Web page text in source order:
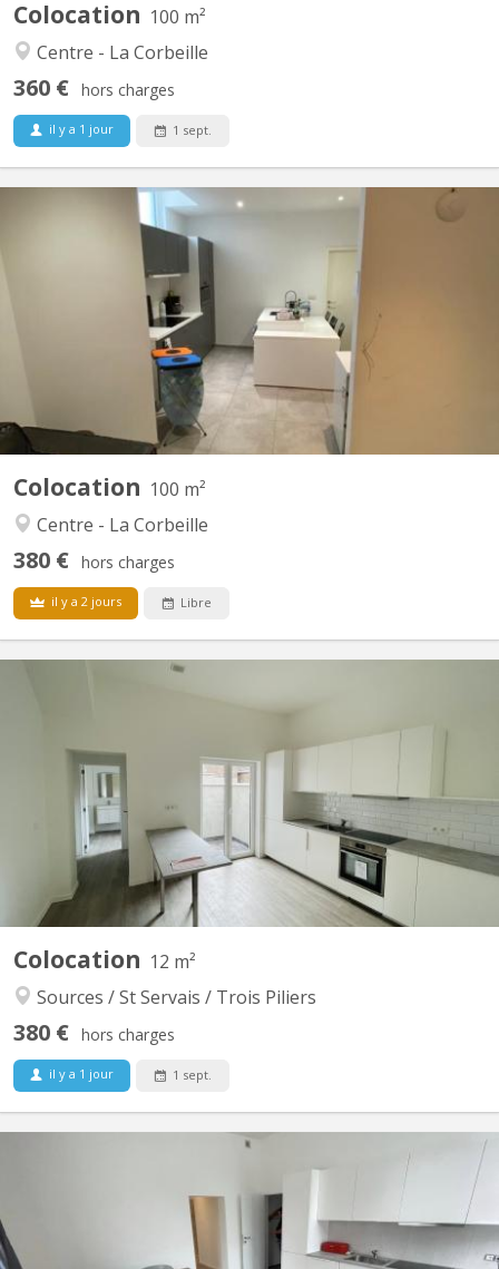
Colocation 100 m²
Centre - La Corbeille
360 € hors charges
il y a 1 jour 1 sept.
Colocation 100 m²
Centre - La Corbeille
380 € hors charges
il y a 2 jours Libre
KN 4612
RUE DES BRASSEURS 7, 5000 NAMUR: Immeuble composé de 3
appartements “colocation” et 1 studio-duplex.. Chaque logement
est spacieux, lumineux et entièrement rénové. La plupart ont une
vue Meuse- citadelle. Bâtiment situé en plein cœur de ville, dans
le quartier très prisé des brasseurs. A 2 pas du...
Colocation 12 m²
Sources / St Servais / Trois Piliers
380 € hors charges
il y a 1 jour 1 sept.
📍 3 chambres disponibles dans une agréable colocation à Saint-
Servais Vous recherchez une colocation calme, moderne et
idéalement située à proximité du centre de Namur ? Cette
colocation est faite pour vous ! Située Rue de Gembloux 97 à
5002 Saint-Servais, à seulement 10 minutes à pied de la gare...
KN 5181
🏠 À Louer : 1 Chambres en Colocation à Saint-Servais, Namur
🏠 📍 Localisation : Situé à l'entrée de Saint-Servais à Namur, Rue
de Gembloux, à deux pas de la gare 🚆 et en face de la Belfius de